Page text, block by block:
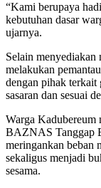
“Kami berupaya
kebutuhan dasar
ujarnya.
Selain
melakukan
dengan pihak terkait
sasaran dan sesuai
Warga Kadubereum
BAZNAS Tanggap
meringankan beban
sekaligus menjadi
sesama.